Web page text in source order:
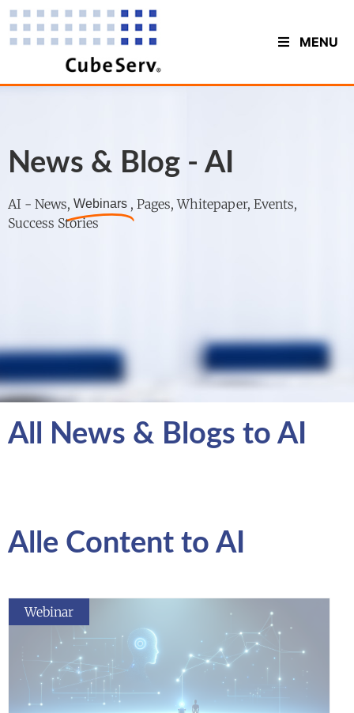
MENU
News & Blog - AI
AI - News, Webinars , Pages, Whitepaper, Events,
Success Stories
All News & Blogs to AI
Alle Content to AI
Webinar